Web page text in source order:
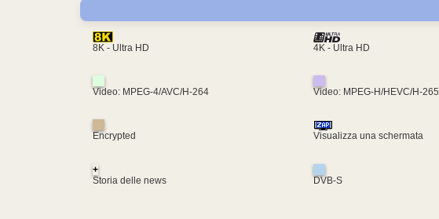
8K - Ultra HD 4K - Ultra HD
Video: MPEG-4/AVC/H-264 Video: MPEG-H/HEVC/H-265
Encrypted Visualizza una schermata
+
Storia delle news
DVB-S